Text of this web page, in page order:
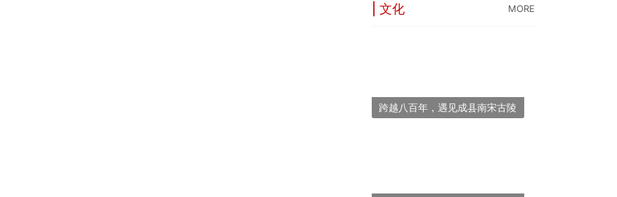
| 文化 MORE
跨越八百年，遇见成县南宋古陵